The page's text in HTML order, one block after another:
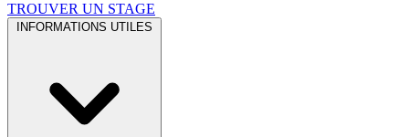
TROUVER UN STAGE
INFORMATIONS UTILES